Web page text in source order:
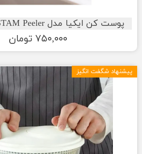
پوست کن ایکیا مدل STAM Ikea STAM Peeler
۷۵۰,۰۰۰ تومان
پیشنهاد شگفت انگیز